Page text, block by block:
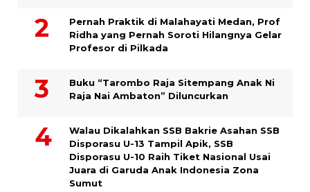
Pernah Praktik di Malahayati Medan, Prof
Ridha yang Pernah Soroti Hilangnya Gelar
Profesor di Pilkada
Buku “Tarombo Raja Sitempang Anak Ni
Raja Nai Ambaton” Diluncurkan
Walau Dikalahkan SSB Bakrie Asahan SSB
Disporasu U-13 Tampil Apik, SSB
Disporasu U-10 Raih Tiket Nasional Usai
Juara di Garuda Anak Indonesia Zona
Sumut